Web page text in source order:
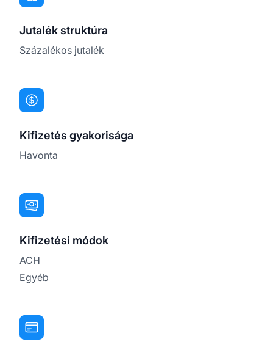
Jutalék struktúra
Százalékos jutalék
Kifizetés gyakorisága
Havonta
Kifizetési módok
ACH
Egyéb